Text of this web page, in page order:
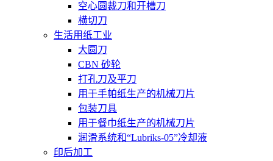
空心圆裁刀和开槽刀
横切刀
生活用纸工业
大圆刀
CBN 砂轮
打孔刀及平刀
用于手帕纸生产的机械刀片
包装刀具
用于餐巾纸生产的机械刀片
润滑系统和“Lubriks-05”冷却液
印后加工